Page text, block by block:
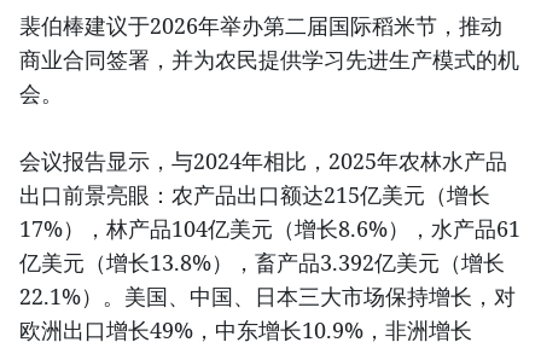
裴伯棒建议于2026年举办第二届国际稻米节，推动
商业合同签署，并为农民提供学习先进生产模式的机
会。
会议报告显示，与2024年相比，2025年农林水产品
出口前景亮眼：农产品出口额达215亿美元（增长
17%），林产品104亿美元（增长8.6%），水产品61
亿美元（增长13.8%），畜产品3.392亿美元（增长
22.1%）。美国、中国、日本三大市场保持增长，对
欧洲出口增长49%，中东增长10.9%，非洲增长